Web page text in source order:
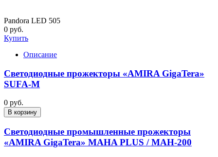
Pandora LED 505
0 руб.
Купить
Описание
Светодиодные прожекторы «AMIRA GigaTera»
SUFA-M
0 руб.
В корзину
Светодиодные промышленные прожекторы
«AMIRA GigaTera» MAHA PLUS / MAH-200